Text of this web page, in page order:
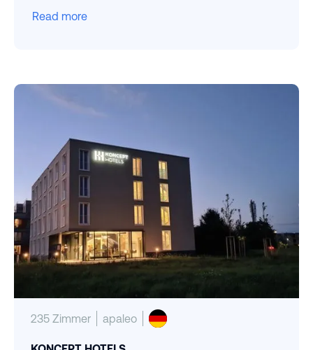
Read more
235 Zimmer apaleo